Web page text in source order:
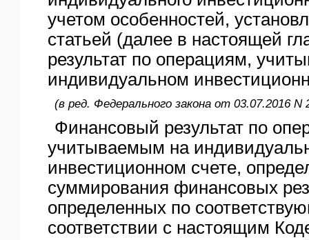
учетом особенностей,
статьей (далее в настоящей
результат по операциям,
индивидуальном
(в ред. Федерального закона от 03.07.2016 N
Финансовый результат по
учитываемым на
инвестиционном счете,
суммирования финансовых
определенных по
соответствии с настоящим